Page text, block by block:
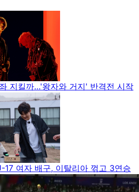
좌 지킬까…'왕자와 거지' 반격전 시작
여자 배구, 이탈리아 꺾고 3연승